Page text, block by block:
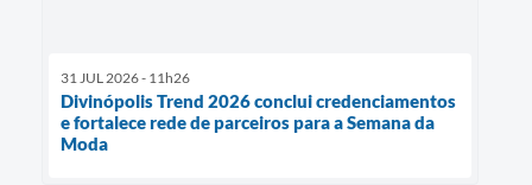
31 JUL 2026 - 11h26
Divinópolis Trend 2026 conclui credenciamentos
e fortalece rede de parceiros para a Semana da
Moda